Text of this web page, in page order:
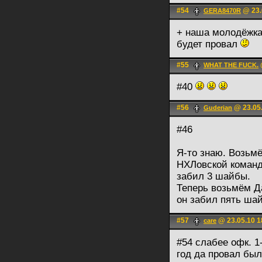
#54 GERA8470R @
+ наша
будет провал
#55 WHAT THE FUCK.
#40
#56 Guderian @
#46
Я-то знаю.
НХЛовской
забил 3 шайбы.
Теперь возьмём
он забил пять
#57 care @ 23.05.10
#54 слабее офк.
год да провал был